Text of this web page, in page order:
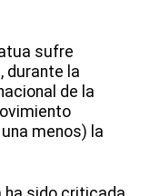
sufre
durante la
de la
menos) la